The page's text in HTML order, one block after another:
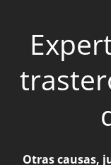
Otras causas,